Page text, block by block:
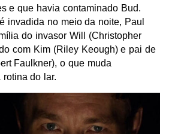
e que havia contaminado Bud.
invadida no meio da noite, Paul
do invasor Will (Christopher
com Kim (Riley Keough) e pai de
Faulkner), o que muda
do lar.